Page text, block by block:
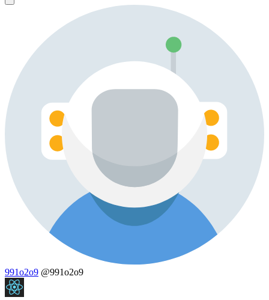
991o2o9 @991o2o9